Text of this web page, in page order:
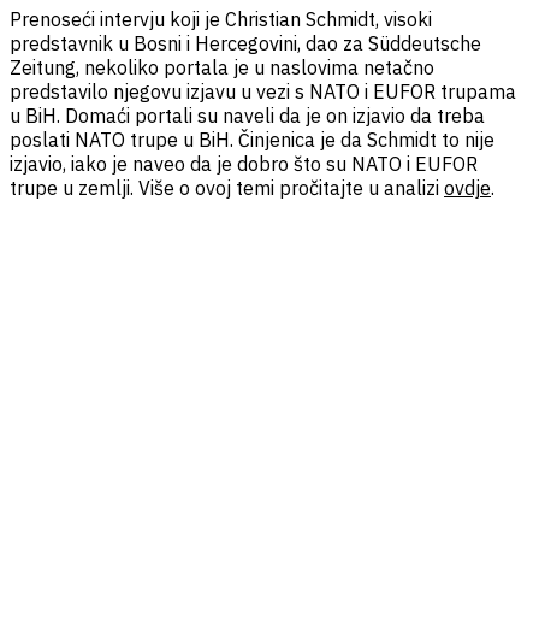
Prenoseći intervju koji je Christian Schmidt, visoki
predstavnik u Bosni i Hercegovini, dao za Süddeutsche
Zeitung, nekoliko portala je u naslovima netačno
predstavilo njegovu izjavu u vezi s NATO i EUFOR trupama
u BiH. Domaći portali su naveli da je on izjavio da treba
poslati NATO trupe u BiH. Činjenica je da Schmidt to nije
izjavio, iako je naveo da je dobro što su NATO i EUFOR
trupe u zemlji. Više o ovoj temi pročitajte u analizi ovdje.